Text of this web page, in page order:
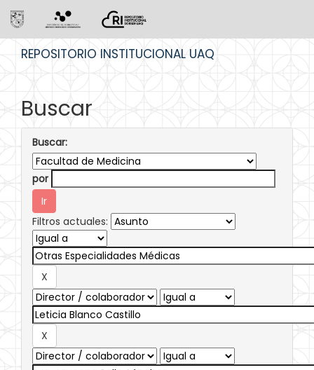
REPOSITORIO INSTITUCIONAL UAQ
Buscar
Buscar:
por
Filtros actuales: